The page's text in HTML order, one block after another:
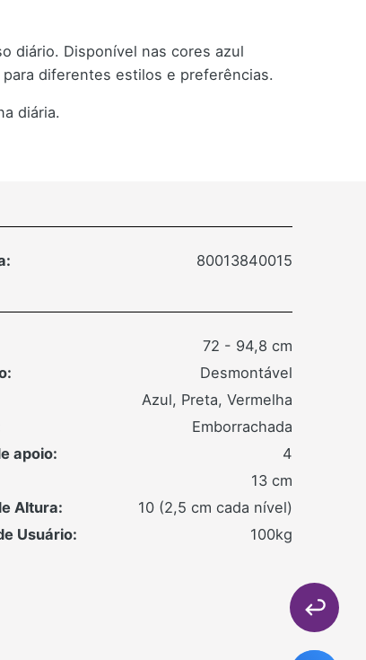
diário. Disponível nas cores azul
diferentes estilos e preferências.
diária.
80013840015
72 - 94,8 cm
Desmontável
Azul, Preta, Vermelha
Emborrachada
apoio:
4
13 cm
Altura:
10 (2,5 cm cada nível)
Usuário:
100kg